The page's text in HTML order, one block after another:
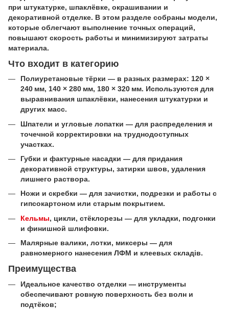
при штукатурке, шпаклёвке, окрашивании и
декоративной отделке. В этом разделе собраны модели,
которые облегчают выполнение точных операций,
повышают скорость работы и минимизируют затраты
материала.
Что входит в категорию
Полиуретановые тёрки — в разных размерах: 120 ×
240 мм, 140 × 280 мм, 180 × 320 мм. Используются для
выравнивания шпаклёвки, нанесения штукатурки и
других масс.
Шпатели и угловые лопатки — для распределения и
точечной корректировки на труднодоступных
участках.
Губки и фактурные насадки — для придания
декоративной структуры, затирки швов, удаления
лишнего раствора.
Ножи и скребки — для зачистки, подрезки и работы с
гипсокартоном или старым покрытием.
Кельмы, цикли, стёклорезы — для укладки, подгонки
и финишной шлифовки.
Малярные валики, лотки, миксеры — для
равномерного нанесения ЛФМ и клеевых складів.
Преимущества
Идеальное качество отделки — инструменты
обеспечивают ровную поверхность без волн и
подтёков;